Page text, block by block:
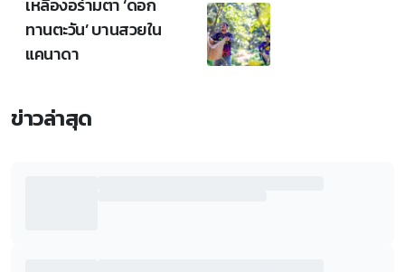
เหลืองอร่ามตา ‘ดอก
ทานตะวัน’ บานสวยใน
แคนาดา
ข่าวล่าสุด